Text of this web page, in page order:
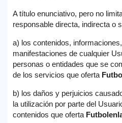
A título enunciativo, pero no
responsable directa, indirecta o
a) los contenidos,
manifestaciones de cualquier
personas o entidades que se
de los servicios que oferta
b) los daños y perjuicios
la utilización por parte del
contenidos que oferta